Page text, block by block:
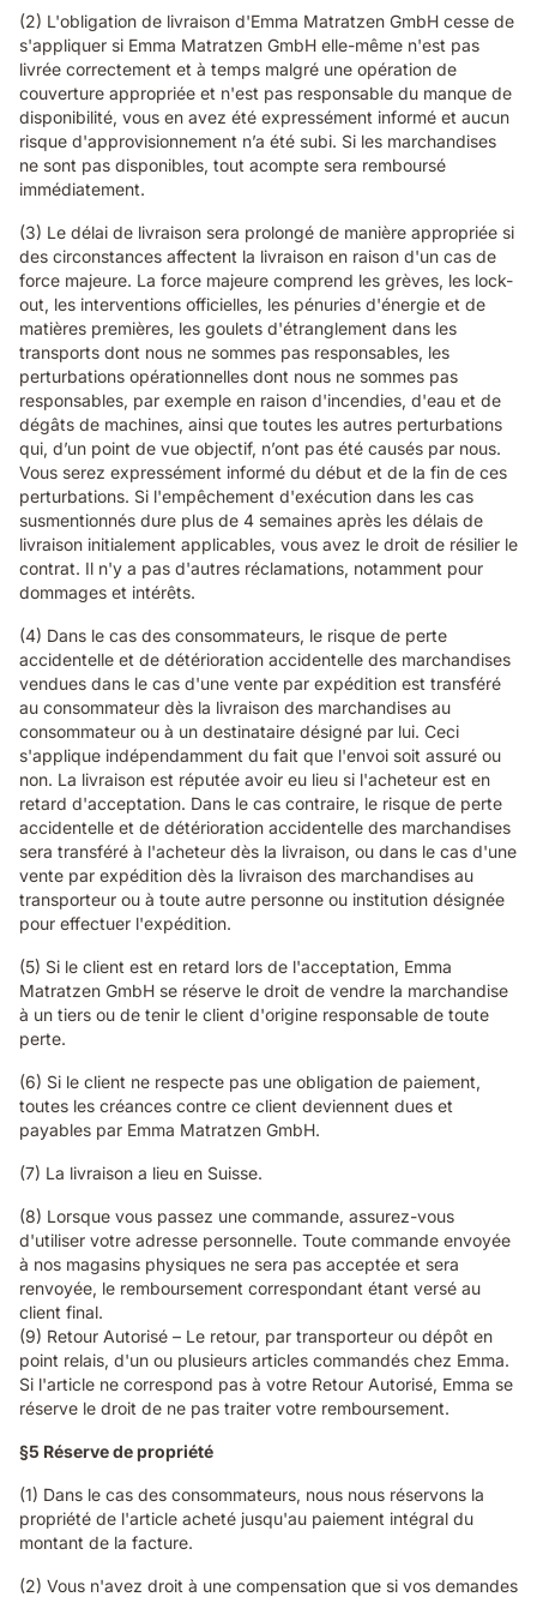
(2) L'obligation de livraison d'Emma Matratzen GmbH cesse de
s'appliquer si Emma Matratzen GmbH elle-même n'est pas
livrée correctement et à temps malgré une opération de
couverture appropriée et n'est pas responsable du manque de
disponibilité, vous en avez été expressément informé et aucun
risque d'approvisionnement n’a été subi. Si les marchandises
ne sont pas disponibles, tout acompte sera remboursé
immédiatement.
(3) Le délai de livraison sera prolongé de manière appropriée si
des circonstances affectent la livraison en raison d'un cas de
force majeure. La force majeure comprend les grèves, les lock-
out, les interventions officielles, les pénuries d'énergie et de
matières premières, les goulets d'étranglement dans les
transports dont nous ne sommes pas responsables, les
perturbations opérationnelles dont nous ne sommes pas
responsables, par exemple en raison d'incendies, d'eau et de
dégâts de machines, ainsi que toutes les autres perturbations
qui, d’un point de vue objectif, n’ont pas été causés par nous.
Vous serez expressément informé du début et de la fin de ces
perturbations. Si l'empêchement d'exécution dans les cas
susmentionnés dure plus de 4 semaines après les délais de
livraison initialement applicables, vous avez le droit de résilier le
contrat. Il n'y a pas d'autres réclamations, notamment pour
dommages et intérêts.
(4) Dans le cas des consommateurs, le risque de perte
accidentelle et de détérioration accidentelle des marchandises
vendues dans le cas d'une vente par expédition est transféré
au consommateur dès la livraison des marchandises au
consommateur ou à un destinataire désigné par lui. Ceci
s'applique indépendamment du fait que l'envoi soit assuré ou
non. La livraison est réputée avoir eu lieu si l'acheteur est en
retard d'acceptation. Dans le cas contraire, le risque de perte
accidentelle et de détérioration accidentelle des marchandises
sera transféré à l'acheteur dès la livraison, ou dans le cas d'une
vente par expédition dès la livraison des marchandises au
transporteur ou à toute autre personne ou institution désignée
pour effectuer l'expédition.
(5) Si le client est en retard lors de l'acceptation, Emma
Matratzen GmbH se réserve le droit de vendre la marchandise
à un tiers ou de tenir le client d'origine responsable de toute
perte.
(6) Si le client ne respecte pas une obligation de paiement,
toutes les créances contre ce client deviennent dues et
payables par Emma Matratzen GmbH.
(7) La livraison a lieu en Suisse.
(8) Lorsque vous passez une commande, assurez-vous
d'utiliser votre adresse personnelle. Toute commande envoyée
à nos magasins physiques ne sera pas acceptée et sera
renvoyée, le remboursement correspondant étant versé au
client final.
(9) Retour Autorisé – Le retour, par transporteur ou dépôt en
point relais, d'un ou plusieurs articles commandés chez Emma.
Si l'article ne correspond pas à votre Retour Autorisé, Emma se
réserve le droit de ne pas traiter votre remboursement.
§5 Réserve de propriété
(1) Dans le cas des consommateurs, nous nous réservons la
propriété de l'article acheté jusqu'au paiement intégral du
montant de la facture.
(2) Vous n'avez droit à une compensation que si vos demandes